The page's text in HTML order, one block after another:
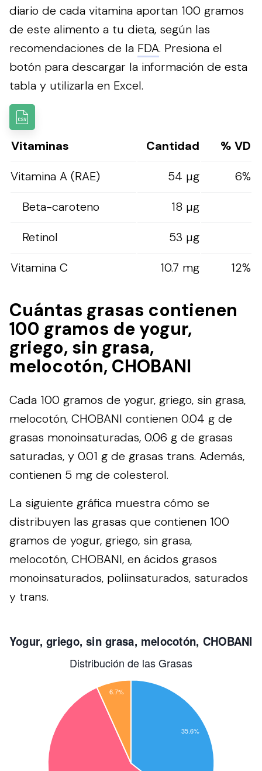
diario de cada vitamina aportan 100 gramos
de este alimento a tu dieta, según las
recomendaciones de la FDA. Presiona el
botón para descargar la información de esta
tabla y utilizarla en Excel.
Vitaminas Cantidad
% VD
Vitamina A (RAE)
54 µg
6%
Beta-caroteno
18 µg
Retinol
53 µg
Vitamina C
10.7 mg 12%
Cuántas grasas contienen
100 gramos de yogur,
griego, sin grasa,
melocotón, CHOBANI
Cada 100 gramos de yogur, griego, sin grasa,
melocotón, CHOBANI contienen 0.04 g de
grasas monoinsaturadas, 0.06 g de grasas
saturadas, y 0.01 g de grasas trans. Además,
contienen 5 mg de colesterol.
La siguiente gráfica muestra cómo se
distribuyen las grasas que contienen 100
gramos de yogur, griego, sin grasa,
melocotón, CHOBANI, en ácidos grasos
monoinsaturados, poliinsaturados, saturados
y trans.